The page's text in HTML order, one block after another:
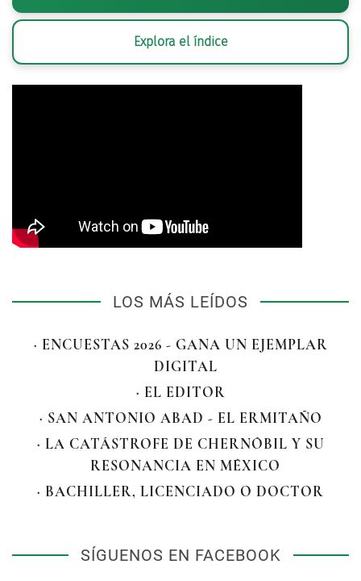
Explora el índice
LOS MÁS LEÍDOS
· ENCUESTAS 2026 - GANA UN EJEMPLAR
DIGITAL
· EL EDITOR
· SAN ANTONIO ABAD - EL ERMITAÑO
· LA CATÁSTROFE DE CHERNÓBIL Y SU
RESONANCIA EN MÉXICO
· BACHILLER, LICENCIADO O DOCTOR
SÍGUENOS EN FACEBOOK